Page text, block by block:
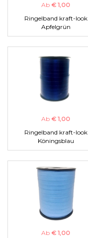
Ab € 1,00
Ringelband kraft-look
Apfelgrün
Ab € 1,00
Ringelband kraft-look
Köningsblau
Ab € 1,00